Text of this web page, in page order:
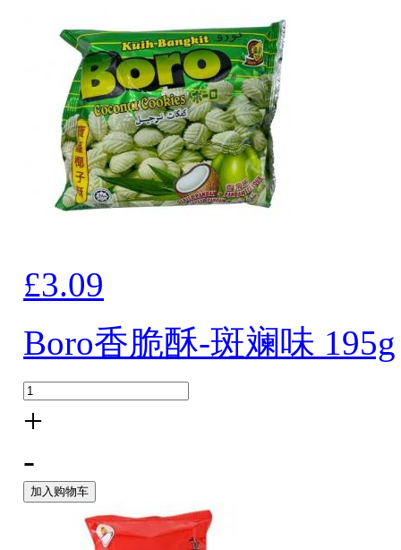
£3.09
Boro香脆酥-斑斓味 195g
+
-
加入购物车